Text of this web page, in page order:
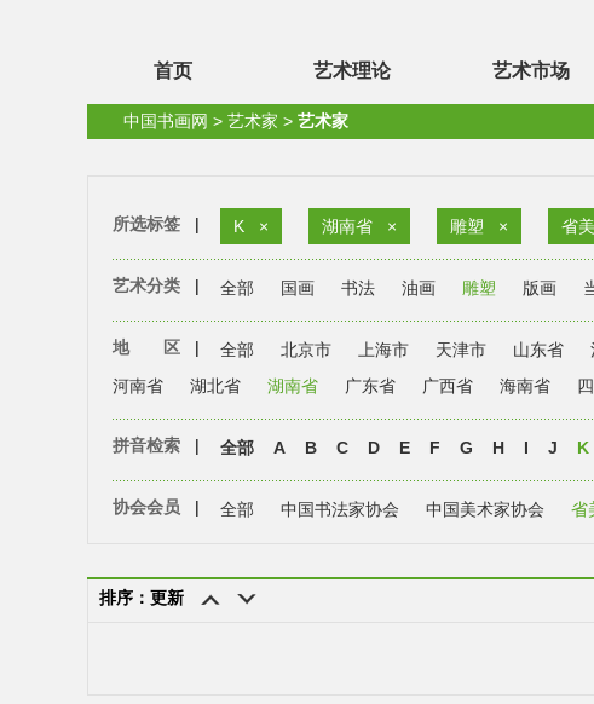
首页 艺术理论 艺术市场
中国书画网 > 艺术家 > 艺术家
所选标签 | K × 湖南省 × 雕塑 × 省
艺术分类 | 全部 国画 书法 油画 雕塑 版画
地 区 | 全部 北京市 上海市 天津市 山东省
河南省
湖北省 湖南省 广东省 广西省 海南省
拼音检索 | 全部 A B C D E F G H I J K
协会会员 | 全部 中国书法家协会 中国美术家协会 省
排序：更新